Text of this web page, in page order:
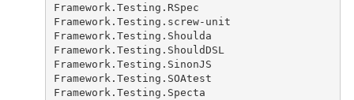
Framework.Testing.RSpec
Framework.Testing.screw-unit
Framework.Testing.Shoulda
Framework.Testing.ShouldDSL
Framework.Testing.SinonJS
Framework.Testing.SOAtest
Framework.Testing.Specta